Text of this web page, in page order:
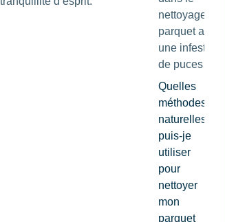
nettoyage de
parquet après
une infestation
de puces ?
Quelles
méthodes
naturelles
puis-je
utiliser
pour
nettoyer
mon
parquet